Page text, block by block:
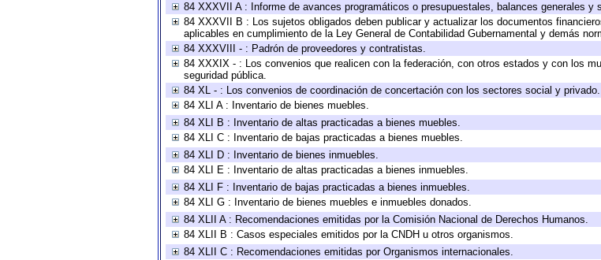
84 XXXVII A : Informe de avances programáticos o presupuestales, balances generales y
84 XXXVII B : Los sujetos obligados deben publicar y actualizar los documentos
aplicables en cumplimiento de la Ley General de Contabilidad Gubernamental y demás
84 XXXVIII - : Padrón de proveedores y contratistas.
84 XXXIX - : Los convenios que realicen con la federación, con otros estados y con los
seguridad pública.
84 XL - : Los convenios de coordinación de concertación con los sectores social y privado.
84 XLI A : Inventario de bienes muebles.
84 XLI B : Inventario de altas practicadas a bienes muebles.
84 XLI C : Inventario de bajas practicadas a bienes muebles.
84 XLI D : Inventario de bienes inmuebles.
84 XLI E : Inventario de altas practicadas a bienes inmuebles.
84 XLI F : Inventario de bajas practicadas a bienes inmuebles.
84 XLI G : Inventario de bienes muebles e inmuebles donados.
84 XLII A : Recomendaciones emitidas por la Comisión Nacional de Derechos Humanos.
84 XLII B : Casos especiales emitidos por la CNDH u otros organismos.
84 XLII C : Recomendaciones emitidas por Organismos internacionales.